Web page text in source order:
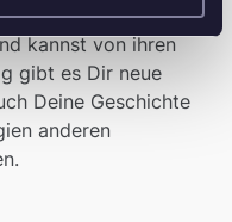
kannst von ihren
gibt es Dir neue
Deine Geschichte
anderen